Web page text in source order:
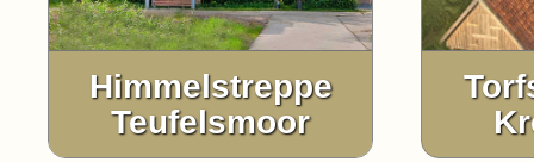
Himmelstreppe
Teufelsmoor